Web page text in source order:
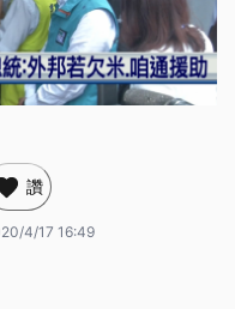
讚
4/17 16:49